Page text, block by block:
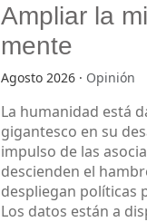
Ampliar la
mente
Agosto 2026 · Opinión
La humanidad está
gigantesco en su
impulso de las
descienden el
despliegan políticas
Los datos están a